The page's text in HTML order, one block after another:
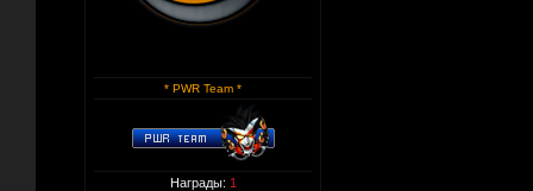
* PWR Team *
Награды: 1